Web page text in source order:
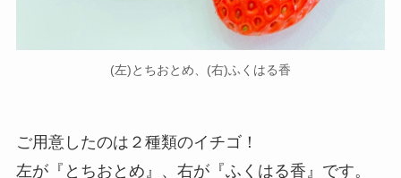
(左)とちおとめ、(右)ふくはる香
ご用意したのは２種類のイチゴ！
左が『とちおとめ』、右が『ふくはる香』です。